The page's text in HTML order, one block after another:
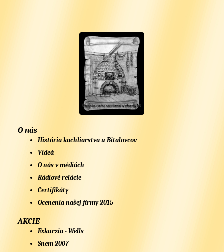
O nás
História kachliarstva u Bitalovcov
Videá
O nás v médiách
Rádiové relácie
Certifikáty
Ocenenia našej firmy 2015
AKCIE
Exkurzia - Wells
Snem 2007